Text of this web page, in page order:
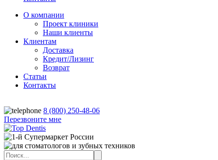
О компании
Проект клиники
Наши клиенты
Клиентам
Доставка
Кредит/Лизинг
Возврат
Статьи
Контакты
8 (800) 250-48-06
Перезвоните мне